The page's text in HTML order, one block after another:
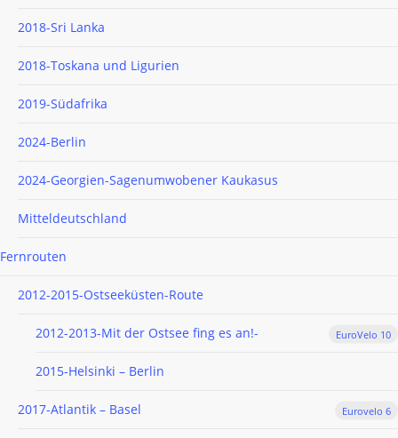
2018-Sri Lanka
2018-Toskana und Ligurien
2019-Südafrika
2024-Berlin
2024-Georgien-Sagenumwobener Kaukasus
Mitteldeutschland
Fernrouten
2012-2015-Ostseeküsten-Route
EuroVelo 10
2012-2013-Mit der Ostsee fing es an!-
2015-Helsinki – Berlin
2017-Atlantik – Basel Eurovelo 6